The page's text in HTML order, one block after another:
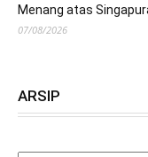
Menang atas
07/08/2026
ARSIP
ARSIP